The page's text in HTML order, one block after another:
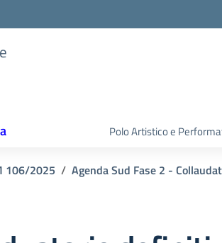
Polo Artistico e
106/2025 Agenda Sud Fase 2 -